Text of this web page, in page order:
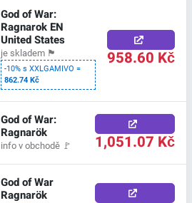
God of War:
Ragnarok EN
United States
je skladem 🏴
-10% s XXLGAMIVO =
862.74 Kč
958.60 Kč
God of War:
Ragnarök
info v obchodě 🚩 1,051.07 Kč
God of War
Ragnarök